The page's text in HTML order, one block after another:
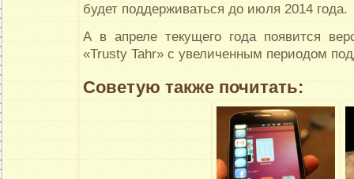
будет поддерживаться до июля 2014 года.
А в апреле текущего года появится
«Trusty Tahr» с увеличенным периодом
Советую также почитать: